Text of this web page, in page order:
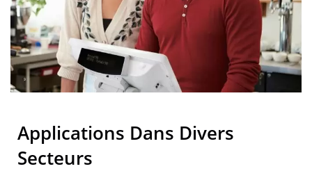
Applications Dans Divers
Secteurs